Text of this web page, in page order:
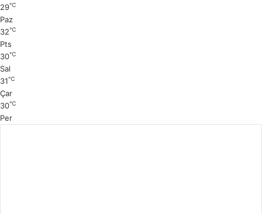
29℃
Paz
32℃
Pts
30℃
Sal
31℃
Çar
30℃
Per